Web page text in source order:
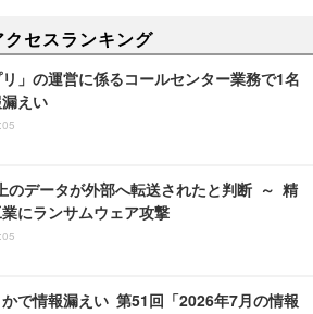
クセスランキング
リ」の運営に係るコールセンター業務で1名
えい
のデータが外部へ転送されたと判断 ～ 精
にランサムウェア攻撃
で情報漏えい 第51回「2026年7月の情報